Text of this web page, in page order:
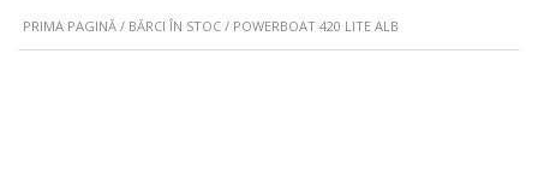
PRIMA PAGINĂ / BĂRCI ÎN STOC / POWERBOAT 420 LITE ALB